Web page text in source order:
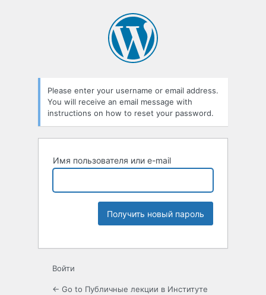
Please enter your username or email address.
You will receive an email message with
instructions on how to reset your password.
Имя пользователя или e-mail
Войти
← Go to Публичные лекции в Институте